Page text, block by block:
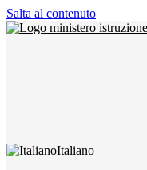
Salta al contenuto
Italiano